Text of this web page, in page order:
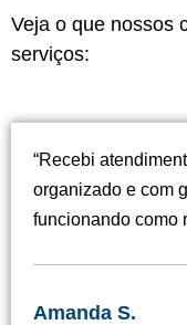
Veja o que nossos
serviços:
“Recebi
organizado e com
funcionando como
Amanda S.